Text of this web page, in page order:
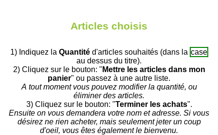
Articles choisis
1) Indiquez la Quantitéd'articles souhaités (dans la case
au dessus du titre).
2) Cliquez sur le bouton: " Mettre les articles dans mon
panier" ou passez à une autre liste.
A tout moment vous pouvez modifier la quantité, ou
éliminer des articles.
3) Cliquez sur le bouton: "Terminer les achats".
Ensuite on vous demandera votre nom et adresse. Si vous
désirez ne rien acheter, mais seulement jeter un coup
d'oeil, vous êtes également le bienvenu.